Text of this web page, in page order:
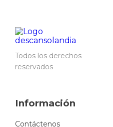
Todos los derechos
reservados
Información
Contáctenos